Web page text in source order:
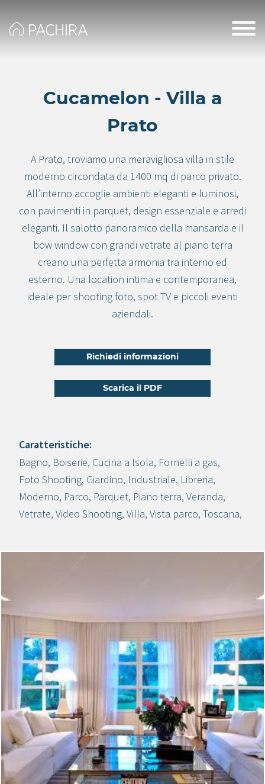
Cucamelon - Villa a
Prato
A Prato, troviamo una meravigliosa villa in stile
moderno circondata da 1400 mq di parco privato.
All’interno accoglie ambienti eleganti e luminosi,
con pavimenti in parquet, design essenziale e arredi
eleganti. Il salotto panoramico della mansarda e il
bow window con grandi vetrate al piano terra
creano una perfetta armonia tra interno ed
esterno. Una location intima e contemporanea,
ideale per shooting foto, spot TV e piccoli eventi
aziendali.
Richiedi informazioni
Scarica il PDF
Crea progetto
Caratteristiche:
Bagno, Boiserie, Cucina a Isola, Fornelli a gas,
Foto Shooting, Giardino, Industriale, Libreria,
Moderno, Parco, Parquet, Piano terra, Veranda,
Vetrate, Video Shooting, Villa, Vista parco, Toscana,